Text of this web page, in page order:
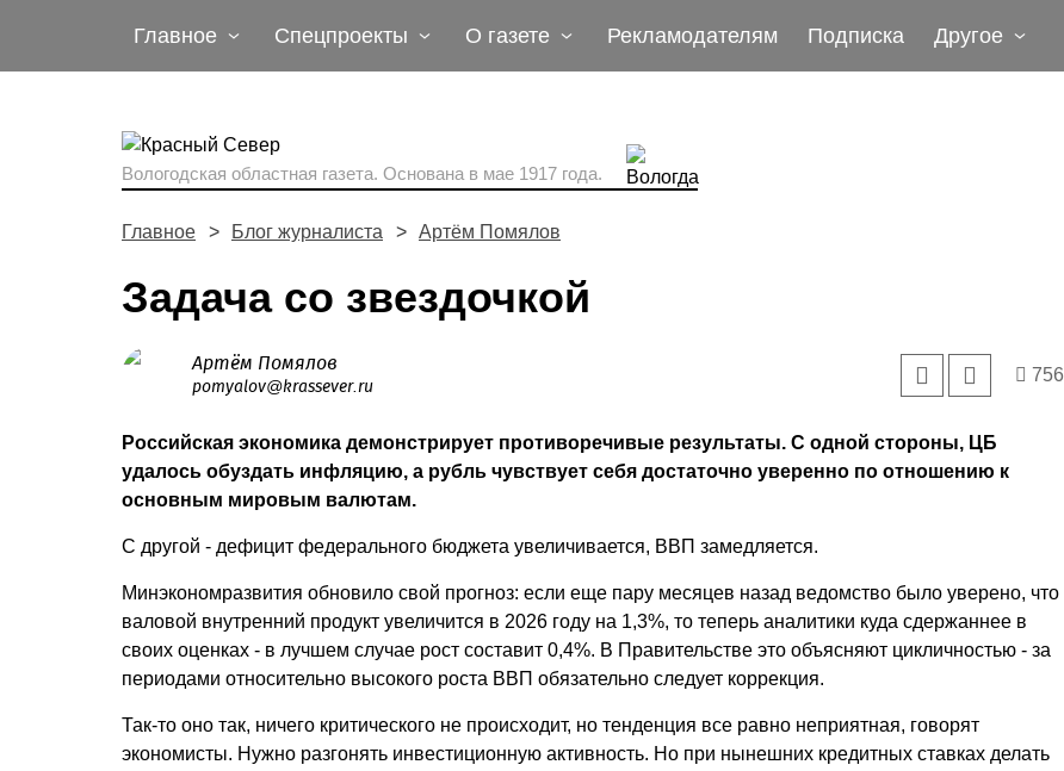
Главное Спецпроекты О газете Рекламодателям Подписка Другое
Вологодская областная газета. Основана в мае 1917 года.
Главное Блог журналиста Артём Помялов
Задача со звездочкой
Артём Помялов
pomyalov@krassever.ru
756
Российская экономика демонстрирует противоречивые результаты. С одной стороны, ЦБ
удалось обуздать инфляцию, а рубль чувствует себя достаточно уверенно по отношению к
основным мировым валютам.
С другой - дефицит федерального бюджета увеличивается, ВВП замедляется.
Минэкономразвития обновило свой прогноз: если еще пару месяцев назад ведомство было уверено, что
валовой внутренний продукт увеличится в 2026 году на 1,3%, то теперь аналитики куда сдержаннее в
своих оценках - в лучшем случае рост составит 0,4%. В Правительстве это объясняют цикличностью - за
периодами относительно высокого роста ВВП обязательно следует коррекция.
Так-то оно так, ничего критического не происходит, но тенденция все равно неприятная, говорят
экономисты. Нужно разгонять инвестиционную активность. Но при нынешних кредитных ставках делать